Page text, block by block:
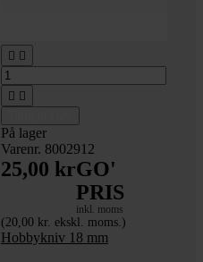
 
 
På lager
Varenr. 8002912
25,00 krGO'
PRIS
inkl. moms
(20,00 kr. ekskl. moms.)
Hobbykniv 18 mm